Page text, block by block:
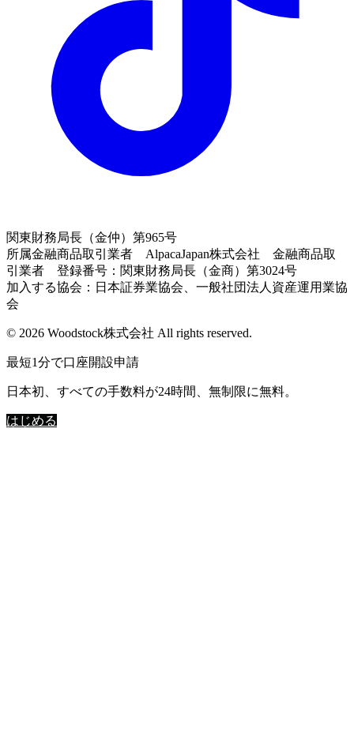
関東財務局長（金仲）第965号
所属金融商品取引業者 AlpacaJapan株式会社 金融商品取
引業者 登録番号：関東財務局長（金商）第3024号
加入する協会：日本証券業協会、一般社団法人資産運用業協
会
© 2026 Woodstock株式会社 All rights reserved.
最短1分で口座開設申請
日本初、すべての手数料が24時間、無制限に無料。
はじめる